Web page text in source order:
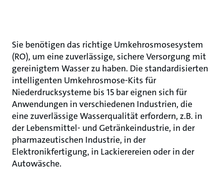
Sie benötigen das richtige Umkehrosmosesystem
(RO), um eine zuverlässige, sichere Versorgung mit
gereinigtem Wasser zu haben. Die standardisierten
intelligenten Umkehrosmose-Kits für
Niederdrucksysteme bis 15 bar eignen sich für
Anwendungen in verschiedenen Industrien, die
eine zuverlässige Wasserqualität erfordern, z.B. in
der Lebensmittel- und Getränkeindustrie, in der
pharmazeutischen Industrie, in der
Elektronikfertigung, in Lackierereien oder in der
Autowäsche.